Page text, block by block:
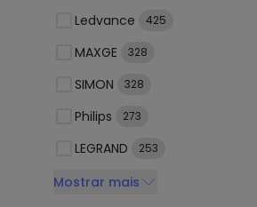
Ledvance 425
MAXGE 328
SIMON 328
Philips 273
LEGRAND 253
Mostrar mais